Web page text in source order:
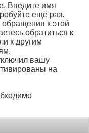
Введите имя
ещё раз.
к этой
обратиться к
к другим
вашу
на